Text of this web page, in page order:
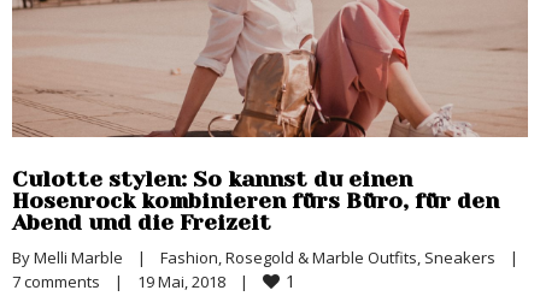
Culotte stylen: So kannst du einen
Hosenrock kombinieren fürs Büro, für den
Abend und die Freizeit
By Melli Marble | Fashion, Rosegold & Marble Outfits, Sneakers
|
7 comments
| 19 Mai, 2018 | 1